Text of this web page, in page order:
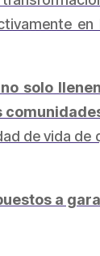
solo
de vida de
a